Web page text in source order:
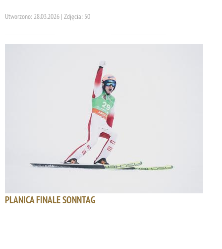
Utworzono: 28.03.2026 | Zdjęcia: 50
PLANICA FINALE SONNTAG